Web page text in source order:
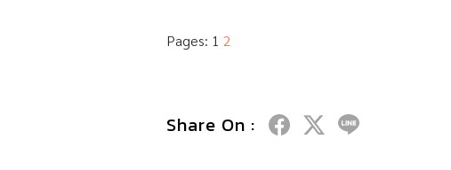
Pages: 1 2
Share On :